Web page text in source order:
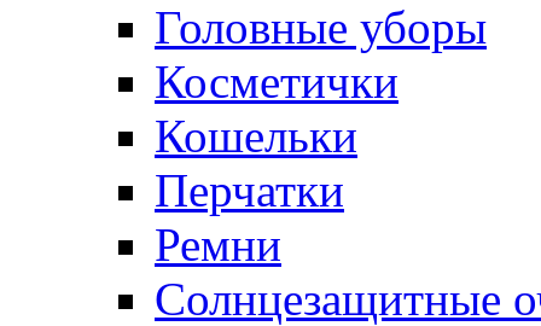
Головные уборы
Косметички
Кошельки
Перчатки
Ремни
Солнцезащитные